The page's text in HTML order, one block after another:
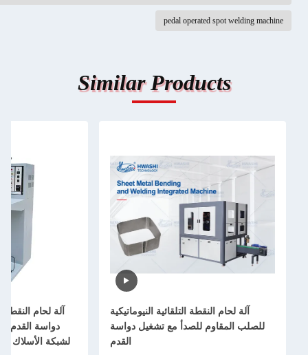
pedal operated spot welding machine
Similar Products
آلة لحام النقطة التلقائية النيوماتيكية
للصلب المقاوم للصدأ مع تشغيل دواسة
القدم
آلة لحام النقطة
دواسة القدم
لشبكة الأسلاك من